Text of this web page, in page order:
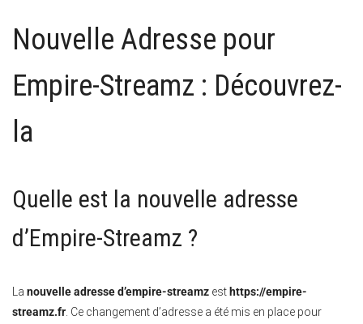
Nouvelle Adresse pour
Empire-Streamz : Découvrez-
la
Quelle est la nouvelle adresse
d’Empire-Streamz ?
La nouvelle adresse d’empire-streamz est https://empire-
streamz.fr . Ce changement d’adresse a été mis en place pour